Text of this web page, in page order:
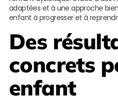
adaptées et à une approche
enfant à progresser et à
Des
concrets
enfant